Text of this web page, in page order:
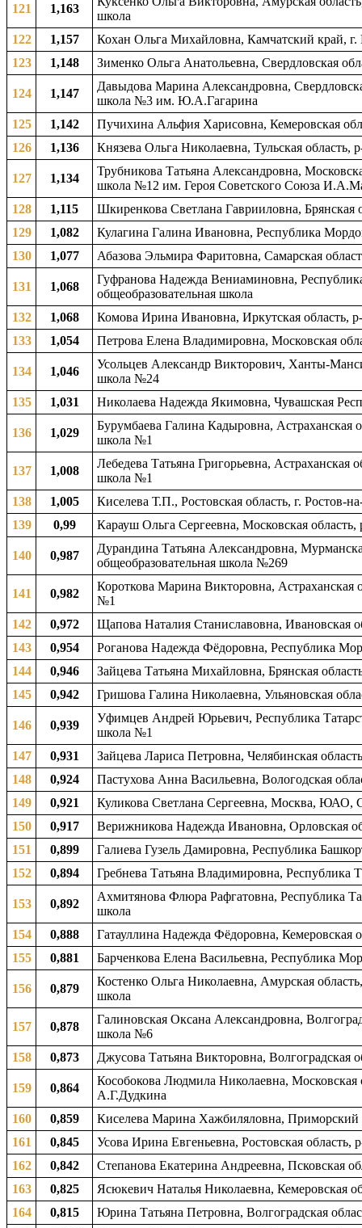
121 1,163
школа
122
1,157
Кохан Ольга Михайловна, Камчатский край,
123
1,148 Зименко Ольга Анатольевна, Свердловская
124 1,147
Давыдова Марина Александровна,
школа №3 им. Ю.А.Гагарина
125
1,142
Пучихина Альфия Харисовна, Кемеровская
126
1,136 Князева Ольга Николаевна, Тульская область,
127 1,134
Трубникова Татьяна Александровна,
школа №12 им. Героя Советского Союза
128
1,115
Шкиренкова Светлана Гаврииловна,
129
1,082
Кулагина Галина Ивановна, Республика
130
1,077 Абазова Эльмира Фаритовна, Самарская
131 1,068
Гуфранова Надежда Вениаминовна,
общеобразовательная школа
132
1,068
Комова Ирина Ивановна, Иркутская область,
133
1,054 Петрова Елена Владимировна, Московская
134 1,046
Усольцев Александр Викторович, Ханты-
школа №24
135
1,031 Николаева Надежда Якимовна, Чувашская
136 1,029
Бурумбаева Галина Кадыровна, Астраханская
школа №1
137 1,008
Лебедева Татьяна Григорьевна, Астраханская
школа №1
138
1,005
Киселева Т.П., Ростовская область, г.
139
0,99 Карауш Ольга Сергеевна, Московская
140 0,987
Дурандина Татьяна Александровна,
общеобразовательная школа №269
141 0,982
Короткова Марина Викторовна,
№1
142
0,972
Щапова Наталия Станиславовна, Ивановская
143
0,954
Роганова Надежда Фёдоровна, Республика
144
0,946
Зайцева Татьяна Михайловна, Брянская
145
0,942 Гришова Галина Николаевна, Ульяновская
146 0,939
Уфимцев Андрей Юрьевич, Республика
школа №1
147
0,931
Зайцева Лариса Петровна, Челябинская
148
0,924
Пастухова Анна Васильевна, Вологодская
149
0,921
Куликова Светлана Сергеевна, Москва, ЮАО,
150
0,917
Верижникова Надежда Ивановна, Орловская
151
0,899
Галиева Гузель Дамировна, Республика
152
0,894 Гребнева Татьяна Владимировна, Республика
153 0,892
Ахмитянова Флюра Рафгатовна, Республика
школа
154
0,888
Гатауллина Надежда Фёдоровна, Кемеровская
155
0,881 Барченкова Елена Васильевна, Республика
156 0,879
Костенко Ольга Николаевна, Амурская
школа
157 0,878
Галиновская Оксана Александровна,
школа №6
158
0,873 Джусова Татьяна Викторовна, Волгоградская
159 0,864
Кособокова Людмила Николаевна,
А.Г.Дудкина
160
0,859
Киселева Марина Хажбиляловна, Приморский
161
0,845
Усова Ирина Евгеньевна, Ростовская
162
0,842
Степанова Екатерина Андреевна, Псковская
163
0,825
Ясюкевич Наталья Николаевна, Кемеровская
164
0,815
Юрина Татьяна Петровна, Волгоградская